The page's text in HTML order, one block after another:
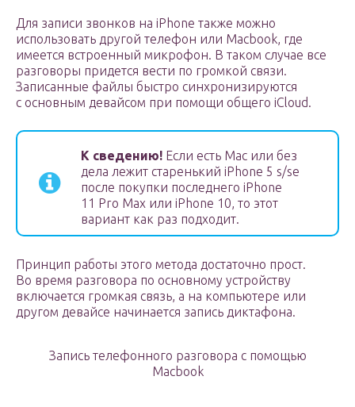
Для записи звонков на iPhone также можно
использовать другой телефон или Macbook, где
имеется встроенный микрофон. В таком случае все
разговоры придется вести по громкой связи.
Записанные файлы быстро синхронизируются
с основным девайсом при помощи общего iCloud.
К сведению! Если есть Mac или без
дела лежит старенький iPhone 5 s/se
после покупки последнего iPhone
11 Pro Max или iPhone 10, то этот
вариант как раз подходит.
Принцип работы этого метода достаточно прост.
Во время разговора по основному устройству
включается громкая связь, а на компьютере или
другом девайсе начинается запись диктафона.
Запись телефонного разговора с помощью
Macbook